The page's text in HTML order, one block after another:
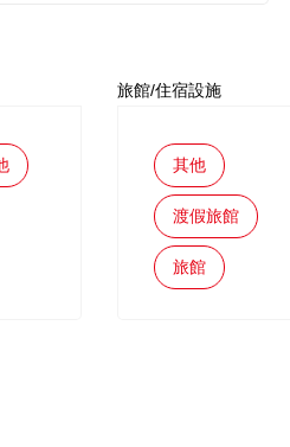
旅館/住宿設施
其他
渡假旅館
旅館